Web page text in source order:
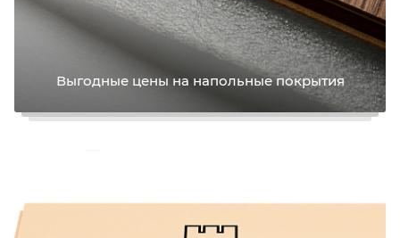
Выгодные цены на напольные покрытия